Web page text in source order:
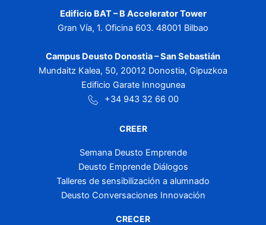
Edificio BAT – B Accelerator Tower
Gran Vía, 1. Oficina 603. 48001 Bilbao
Campus Deusto Donostia – San Sebastián
Mundaitz Kalea, 50, 20012 Donostia, Gipuzkoa
Edificio Garate Innogunea
+34 943 32 66 00
CREER
Semana Deusto Emprende
Deusto Emprende Diálogos
Talleres de sensibilización a alumnado
Deusto Conversaciones Innovación
CRECER